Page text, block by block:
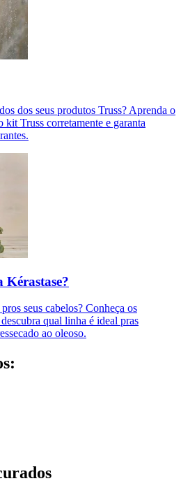
dos seus produtos Truss? Aprenda o
kit Truss corretamente e garanta
seus cabelos? Conheça os
qual linha é ideal pras
ao oleoso.